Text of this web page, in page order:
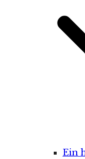
Ein